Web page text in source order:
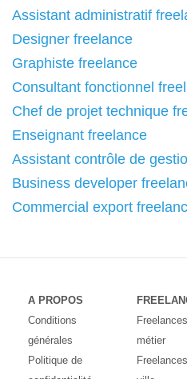
Assistant administratif
Designer freelance
Graphiste freelance
Consultant fonctionnel
Chef de projet technique
Enseignant freelance
Assistant contrôle de
Business developer
Commercial export
A PROPOS
Conditions
générales
Politique de
métier